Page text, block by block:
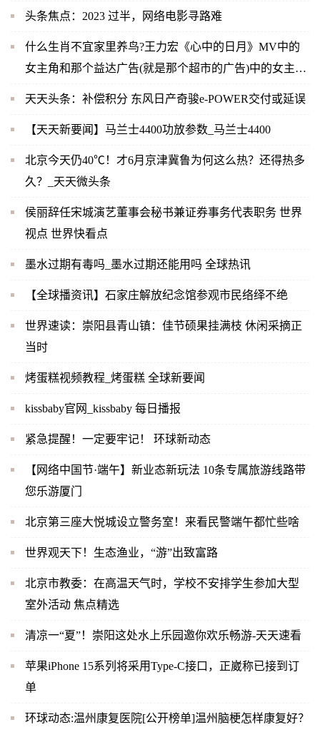
头条焦点：2023 过半，网络电影寻路难
什么生肖不宜家里养鸟?王力宏《心中的日月》MV中的
女主角和那个益达广告(就是那个超市的广告)中的女主角
天天头条：补偿积分 东风日产奇骏e-POWER交付或延误
【天天新要闻】马兰士4400功放参数_马兰士4400
北京今天仍40℃！才6月京津冀鲁为何这么热？还得热多
久？_天天微头条
侯丽辞任宋城演艺董事会秘书兼证券事务代表职务 世界
视点 世界快看点
墨水过期有毒吗_墨水过期还能用吗 全球热讯
【全球播资讯】石家庄解放纪念馆参观市民络绎不绝
世界速读：崇阳县青山镇：佳节硕果挂满枝 休闲采摘正
当时
烤蛋糕视频教程_烤蛋糕 全球新要闻
kissbaby官网_kissbaby 每日播报
紧急提醒！一定要牢记！ 环球新动态
【网络中国节·端午】新业态新玩法 10条专属旅游线路带
您乐游厦门
北京第三座大悦城设立警务室！来看民警端午都忙些啥
世界观天下！生态渔业，“游”出致富路
北京市教委：在高温天气时，学校不安排学生参加大型
室外活动 焦点精选
清凉一“夏”！崇阳这处水上乐园邀你欢乐畅游-天天速看
苹果iPhone 15系列将采用Type-C接口，正崴称已接到订
单
环球动态:温州康复医院[公开榜单]温州脑梗怎样康复好？